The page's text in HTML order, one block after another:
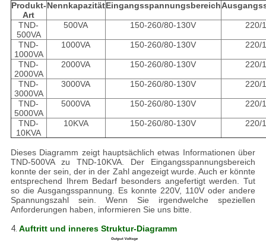
Produkt-
Art
NennkapazitätEingangsspannungsbereich
TND-
500VA
500VA 150-260/80-130V 220/
TND-
1000VA
1000VA 150-260/80-130V 220/
TND-
2000VA
2000VA 150-260/80-130V 220/
TND-
3000VA
3000VA 150-260/80-130V 220/
TND-
5000VA
5000VA 150-260/80-130V 220/
TND-
10KVA
10KVA 150-260/80-130V 220/
Dieses Diagramm zeigt hauptsächlich etwas Informationen über
TND-500VA zu TND-10KVA. Der Eingangsspannungsbereich
konnte der sein, der in der Zahl angezeigt wurde. Auch er könnte
entsprechend Ihrem Bedarf besonders angefertigt werden. Tut
so die Ausgangsspannung. Es konnte 220V, 110V oder andere
Spannungszahl sein. Wenn Sie irgendwelche speziellen
Anforderungen haben, informieren Sie uns bitte.
4. Auftritt und inneres Struktur-Diagramm